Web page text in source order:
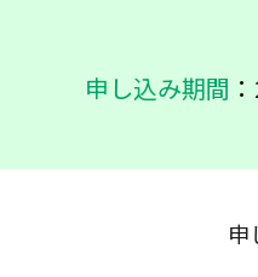
申し込み期間
申